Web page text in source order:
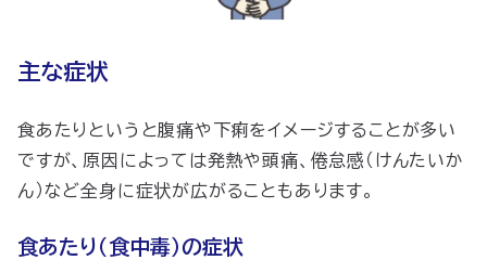
主な症状
食あたりというと腹痛や下痢をイメージすることが多い
ですが、原因によっては発熱や頭痛、倦怠感（けんたいか
ん）など全身に症状が広がることもあります。
食あたり（食中毒）の症状